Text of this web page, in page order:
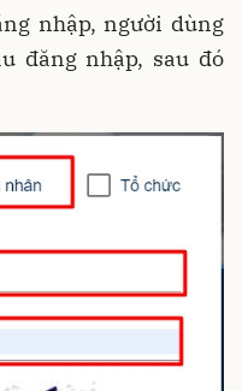
nhập, người dùng
đăng nhập, sau đó